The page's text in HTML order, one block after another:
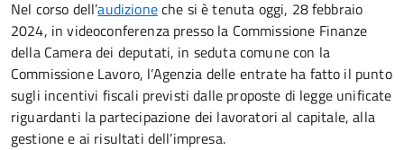
Nel corso dell’audizioneche si è tenuta oggi, 28 febbraio
2024, in videoconferenza presso la Commissione Finanze
della Camera dei deputati, in seduta comune con la
Commissione Lavoro, l’Agenzia delle entrate ha fatto il punto
sugli incentivi fiscali previsti dalle proposte di legge unificate
riguardanti la partecipazione dei lavoratori al capitale, alla
gestione e ai risultati dell’impresa.